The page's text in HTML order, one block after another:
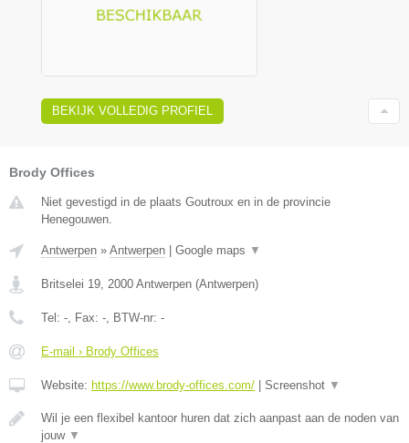
BEKIJK VOLLEDIG PROFIEL
Brody Offices
Niet gevestigd in de plaats Goutroux en in de provincie
Henegouwen.
Antwerpen » Antwerpen | Google maps ▼
Britselei 19 2000 Antwerpen (Antwerpen)
Tel: - , Fax: - , BTW-nr: -
E-mail › Brody Offices
Website: https://www.brody-offices.com/ | Screenshot ▼
Wil je een flexibel kantoor huren dat zich aanpast aan de noden van
jouw ▼